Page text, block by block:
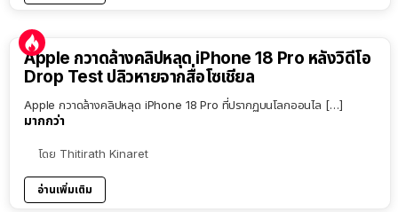
Apple กวาดล้างคลิปหลุด iPhone 18 Pro หลังวิดีโอ
Drop Test ปลิวหายจากสื่อโซเชียล
Apple กวาดล้างคลิปหลุด iPhone 18 Pro ที่ปรากฏบนโลกออนไล […]
มากกว่า
โดย Thitirath Kinaret
อ่านเพิ่มเติม